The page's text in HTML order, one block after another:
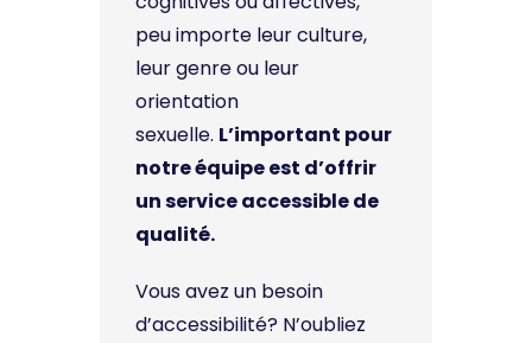
peu importe leur culture,
leur genre ou leur
orientation
sexuelle. L’important pour
notre équipe est d’offrir
un service accessible de
qualité.
Vous avez un besoin
d’accessibilité? N’oubliez